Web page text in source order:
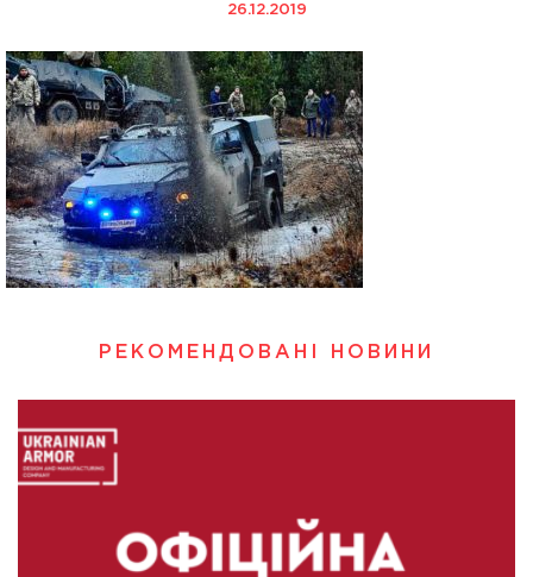
26.12.2019
РЕКОМЕНДОВАНІ НОВИНИ